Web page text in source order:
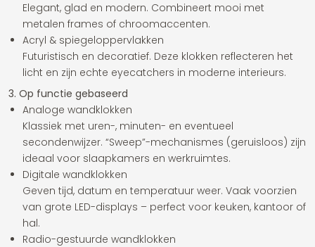
Elegant, glad en modern. Combineert mooi met
metalen frames of chroomaccenten.
Acryl & spiegeloppervlakken
Futuristisch en decoratief. Deze klokken reflecteren het
licht en zijn echte eyecatchers in moderne interieurs.
3. Op functie gebaseerd
Analoge wandklokken
Klassiek met uren-, minuten- en eventueel
secondenwijzer. “Sweep”-mechanismes (geruisloos) zijn
ideaal voor slaapkamers en werkruimtes.
Digitale wandklokken
Geven tijd, datum en temperatuur weer. Vaak voorzien
van grote LED-displays – perfect voor keuken, kantoor of
hal.
Radio-gestuurde wandklokken